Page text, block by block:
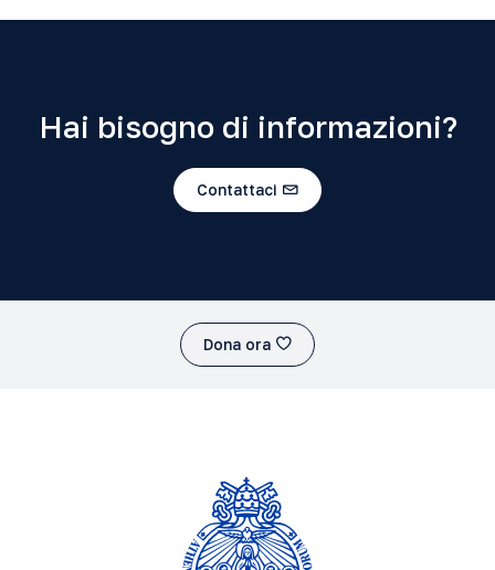
Hai bisogno di informazioni?
Contattaci
Dona ora